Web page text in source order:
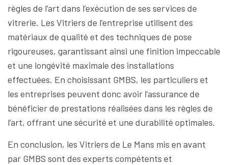
règles de l’art dans l’exécution de ses services de
vitrerie. Les Vitriers de l’entreprise utilisent des
matériaux de qualité et des techniques de pose
rigoureuses, garantissant ainsi une finition impeccable
et une longévité maximale des installations
effectuées. En choisissant GMBS, les particuliers et
les entreprises peuvent donc avoir l’assurance de
bénéficier de prestations réalisées dans les règles de
l’art, offrant une sécurité et une durabilité optimales.
En conclusion, les Vitriers de Le Mans mis en avant
par GMBS sont des experts compétents et